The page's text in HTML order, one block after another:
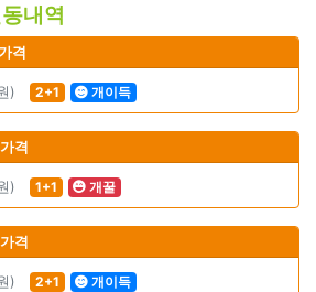
내역
격
) 2+1 개이득
격
) 1+1 개꿀
격
) 2+1 개이득